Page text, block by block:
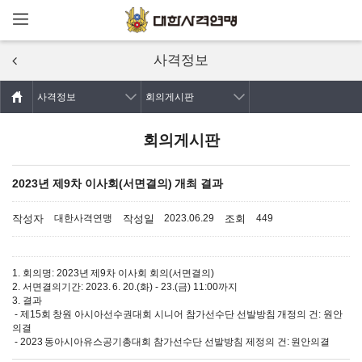
주요콘텐츠로
사격정보
사격정보 회의게시판
회의게시판
2023년 제9차 이사회(서면결의) 개최 결과
작성자 대한사격연맹 작성일 2023.06.29 조회 449
1. 회의명: 2023년 제9차 이사회 회의(서면결의)
2. 서면결의기간: 2023. 6. 20.(화) - 23.(금) 11:00까지
3. 결과
- 제15회 창원 아시아선수권대회 시니어 참가선수단 선발방침 개정의 건: 원안
의결
- 2023 동아시아유스공기총대회 참가선수단 선발방침 제정의 건: 원안의결